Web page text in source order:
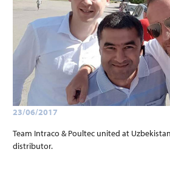
23/06/2017
Team Intraco & Poultec united at
distributor.